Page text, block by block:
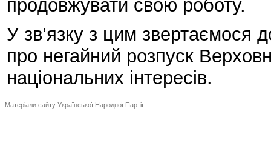
продовжувати свою роботу.
У зв’язку з цим звертаємося
про негайний розпуск
національних інтересів.
Матеріали сайту Української Народної Партії